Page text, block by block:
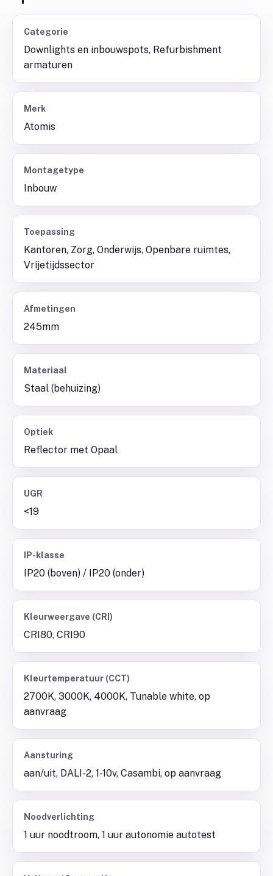
Categorie
Downlights en inbouwspots, Refurbishment
armaturen
Merk
Atomis
Montagetype
Inbouw
Toepassing
Kantoren, Zorg, Onderwijs, Openbare ruimtes,
Vrijetijdssector
Afmetingen
245mm
Materiaal
Staal (behuizing)
Optiek
Reflector met Opaal
UGR
<19
IP-klasse
IP20 (boven) / IP20 (onder)
Kleurweergave (CRI)
CRI80, CRI90
Kleurtemperatuur (CCT)
2700K, 3000K, 4000K, Tunable white, op
aanvraag
Aansturing
aan/uit, DALI-2, 1-10v, Casambi, op aanvraag
Noodverlichting
1 uur noodtroom, 1 uur autonomie autotest